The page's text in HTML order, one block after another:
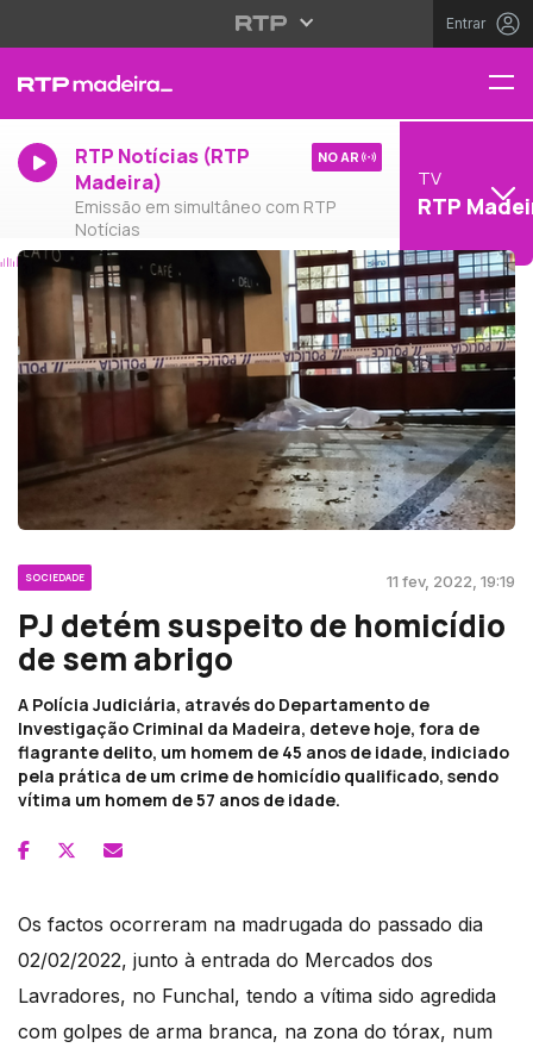
Entrar
RTP Notícias (RTP
Madeira)
Emissão em simultâneo com RTP
Notícias
NO AR
TV
RTP
SOCIEDADE 11 fev, 2022, 19:19
PJ detém suspeito de homicídio
de sem abrigo
A Polícia Judiciária, através do Departamento de
Investigação Criminal da Madeira, deteve hoje, fora de
flagrante delito, um homem de 45 anos de idade, indiciado
pela prática de um crime de homicídio qualificado, sendo
vítima um homem de 57 anos de idade.
Os factos ocorreram na madrugada do passado dia
02/02/2022, junto à entrada do Mercados dos
Lavradores, no Funchal, tendo a vítima sido agredida
com golpes de arma branca, na zona do tórax, num